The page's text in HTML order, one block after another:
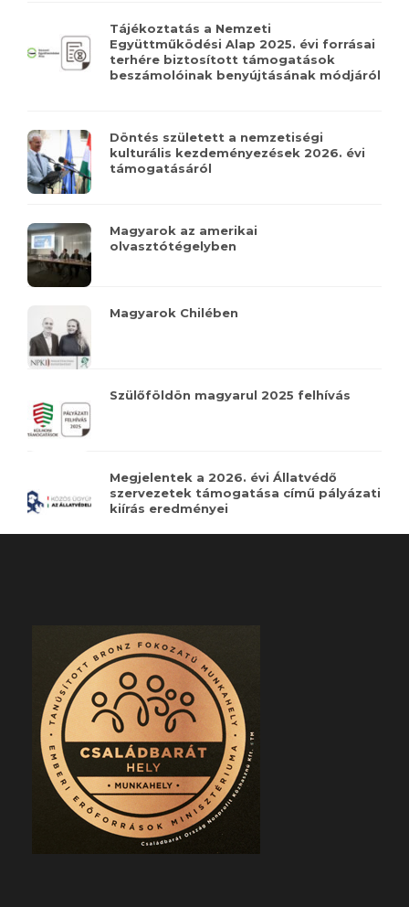
Tájékoztatás a Nemzeti
Együttműködési Alap 2025. évi forrásai
terhére biztosított támogatások
beszámolóinak benyújtásának módjáról
Döntés született a nemzetiségi
kulturális kezdeményezések 2026. évi
támogatásáról
Magyarok az amerikai
olvasztótégelyben
Magyarok Chilében
Szülőföldön magyarul 2025 felhívás
Megjelentek a 2026. évi Állatvédő
szervezetek támogatása című pályázati
kiírás eredményei